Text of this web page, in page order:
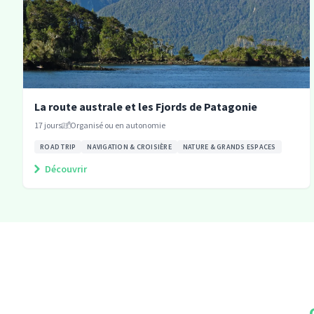
La route australe et les Fjords de Patagonie
17 jours Organisé ou en autonomie
ROAD TRIP NAVIGATION & CROISIÈRE NATURE & GRANDS ESPACES
Découvrir